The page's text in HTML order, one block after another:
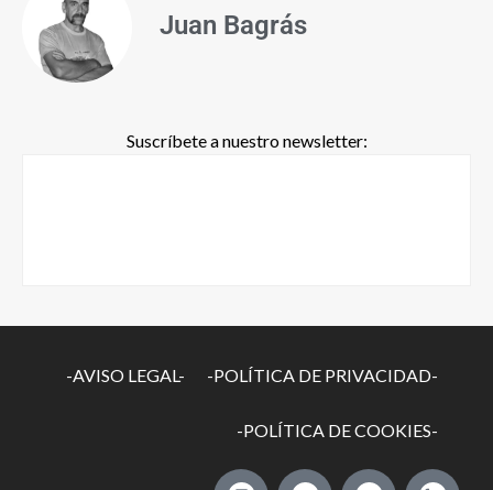
Juan Bagrás
Suscríbete a nuestro newsletter:
-AVISO LEGAL- -POLÍTICA DE PRIVACIDAD-
-POLÍTICA DE COOKIES-